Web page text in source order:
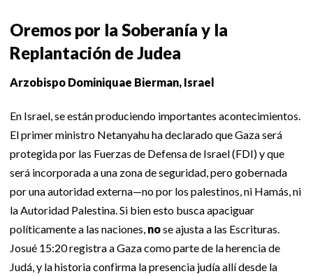
Oremos por la Soberanía y la
Replantación de Judea
Arzobispo Dominiquae Bierman, Israel
En Israel, se están produciendo importantes acontecimientos.
El primer ministro Netanyahu ha declarado que Gaza será
protegida por las Fuerzas de Defensa de Israel (FDI) y que
será incorporada a una zona de seguridad, pero gobernada
por una autoridad externa—no por los palestinos, ni Hamás, ni
la Autoridad Palestina. Si bien esto busca apaciguar
políticamente a las naciones, nose ajusta a las Escrituras.
Josué 15:20 registra a Gaza como parte de la herencia de
Judá, y la historia confirma la presencia judía allí desde la